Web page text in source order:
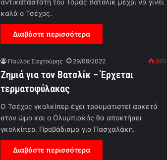
αντικαταστάτη του Τόμας Βατσλίκ μέχρι να γίνει
καλά ο Τσέχος.
Διαβάστε περισσότερα
Παύλος Σαχτούρης 29/09/2022 693
Ζημιά για τον Βατσλίκ – Έρχεται
τερματοφύλακας
Ο Τσέχος γκολκίπερ έχει τραυματιστεί αρκετά
στον ώμο και ο Ολυμπιακός θα αποκτήσει
γκολκίπερ. Προβάδισμα για Πασχαλάκη.
Διαβάστε περισσότερα